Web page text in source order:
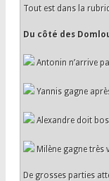
Tout est dans la
Du côté des
Antonin n’arrive
Yannis gagne
Alexandre doit
Milène gagne très
De grosses parties